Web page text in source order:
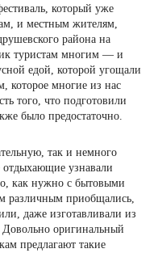
который уже
и местным жителям,
района на
туристам многим — и
едой, которой угощали
которое многие из нас
того, что подготовили
было предостаточно.
так и немного
узнавали
как нужно с бытовыми
различным приобщались,
даже изготавливали из
оригинальный
предлагают такие